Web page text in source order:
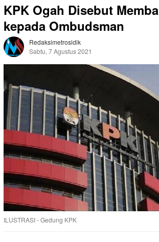
KPK Ogah Disebut
kepada Ombudsman
Redaksimetrosidik
Sabtu, 7 Agustus 2021
ILUSTRASI - Gedung KPK